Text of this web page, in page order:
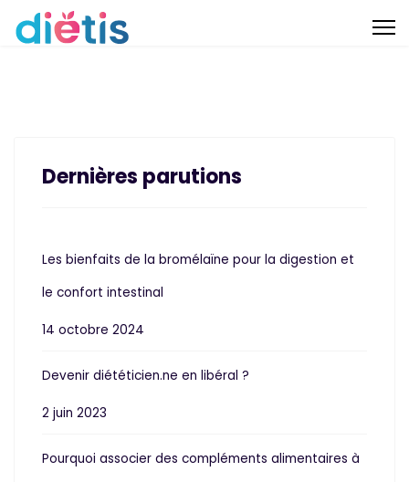
Dernières parutions
Les bienfaits de la bromélaïne pour la digestion et
le confort intestinal
14 octobre 2024
Devenir diététicien.ne en libéral ?
2 juin 2023
Pourquoi associer des compléments alimentaires à